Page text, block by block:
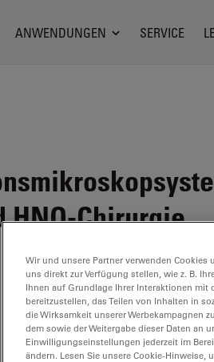
ANWENDUNGEN SERVICE
Chirurgie
Wir und unsere Partner verwenden Cookies
uns direkt zur Verfügung stellen, wie z. B.
Ihnen auf Grundlage Ihrer Interaktionen mit
bereitzustellen, das Teilen von Inhalten in
die Wirksamkeit unserer Werbekampagnen
dem sowie der Weitergabe dieser Daten an
Einwilligungseinstellungen jederzeit im
ändern. Lesen Sie unsere Cookie-Hinweise,